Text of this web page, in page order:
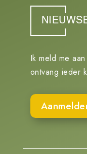
Ik meld me
ontvang ieder